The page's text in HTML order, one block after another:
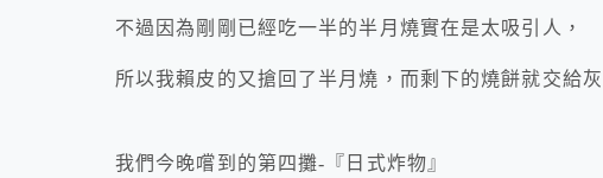
不過因為剛剛已經吃一半的半月燒實在是太吸引人，
所以我賴皮的又搶回了半月燒，而剩下的燒餅就交給灰
我們今晚嚐到的第四攤-『日式炸物』